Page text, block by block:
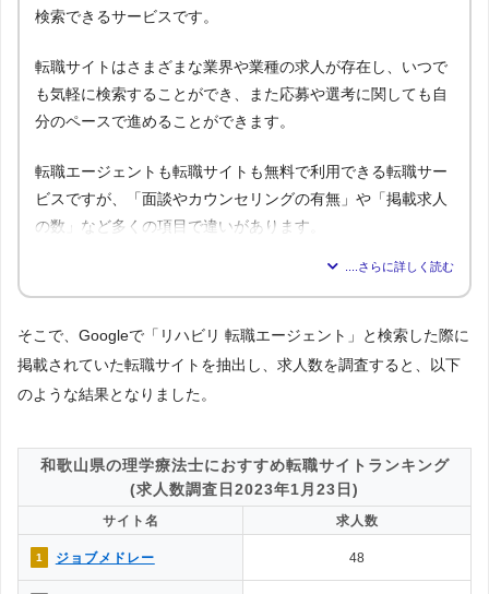
検索できるサービスです。
転職サイトはさまざまな業界や業種の求人が存在し、いつで
も気軽に検索することができ、また応募や選考に関しても自
分のペースで進めることができます。
転職エージェントも転職サイトも無料で利用できる転職サー
ビスですが、「面談やカウンセリングの有無」や「掲載求人
の数」など多くの項目で違いがあります。
ント
1.気軽に利用できるのはどっち？
→解説1
△ ◯
2.面談・カウンセリングの有無は？ ◯ ✕
3.掲載求人数はどっちが多い？
◯ △
5.一度に複数の求人に応募できる？
◯
6.企業やヘッドハンターからスカウトはある？ △ ◯
7.企業情報を詳しく知れるのは？
→解説4
そこで、Googleで「リハビリ 転職エージェント」と検索した際に
掲載されていた転職サイトを抽出し、求人数を調査すると、以下
のような結果となりました。
和歌山県の理学療法士におすすめ転職サイトランキング
(求人数調査日2023年1月23日)
サイト名 求人数
1 ジョブメドレー 48